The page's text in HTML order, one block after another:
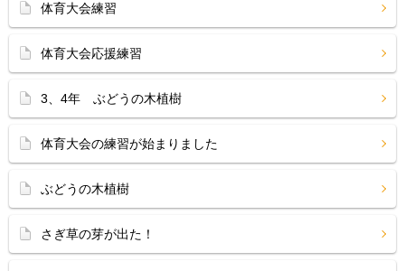
体育大会練習
体育大会応援練習
3、4年 ぶどうの木植樹
体育大会の練習が始まりました
ぶどうの木植樹
さぎ草の芽が出た！